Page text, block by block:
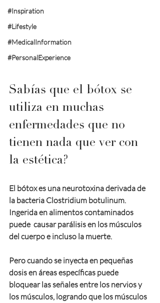
#Inspiration
#Lifestyle
#MedicalInformation
#PersonalExperience
Sabías que el bótox se
utiliza en muchas
enfermedades que no
tienen nada que ver con
la estética?
El bótox es una neurotoxina derivada de
la bacteria Clostridium botulinum.
Ingerida en alimentos contaminados
puede  causar parálisis en los músculos
del cuerpo e incluso la muerte.
Pero cuando se inyecta en pequeñas
dosis en áreas específicas puede
bloquear las señales entre los nervios y
los músculos, logrando que los músculos